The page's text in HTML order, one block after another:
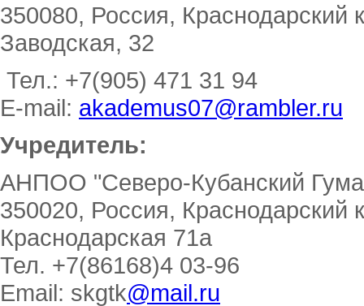
350080, Россия, Краснодарский
Заводская, 32
Тел.: +7(905) 471 31 94
E-mail: akademus07@rambler.ru
Учредитель:
АНПОО "Северо-Кубанский
350020, Россия,
Краснодарская 71а
Тел. +7(86168)4 03-96
Email: skgtk@mail.ru